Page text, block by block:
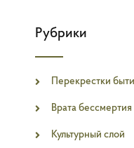
Рубрики
Перекрестки
Врата бессмертия
Культурный слой